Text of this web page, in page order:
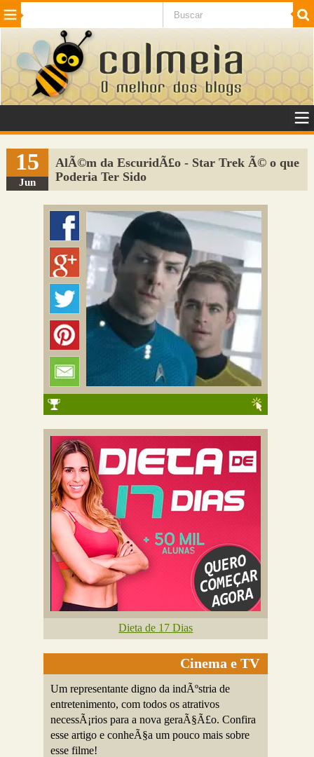
Beleza Cinema e TV
Internet Jogos NotÃ­cias SaÃºde
VeÃ­culos Adulto
Sugerir Link
Adicionar Blog
Colmeia Exchange
Perguntas Frequentes
15
Jun
AlÃ©m da EscuridÃ£o - Star Trek Ã© o que
Poderia Ter Sido
Dieta de 17 Dias
Cinema e TV
Um representante digno da indÃºstria de
entretenimento, com todos os atrativos
necessÃ¡rios para a nova geraÃ§Ã£o. Confira
esse artigo e conheÃ§a um pouco mais sobre
esse filme!